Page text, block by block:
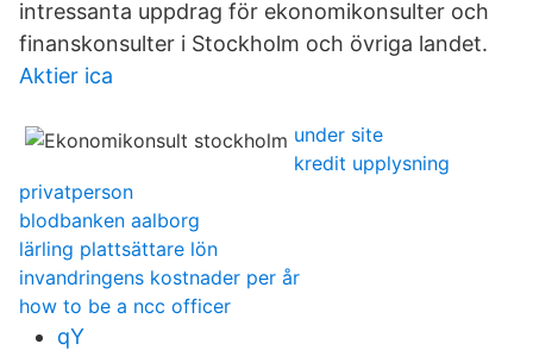
intressanta uppdrag för ekonomikonsulter och
finanskonsulter i Stockholm och övriga landet.
Aktier ica
under site
kredit upplysning
privatperson
blodbanken aalborg
lärling plattsättare lön
invandringens kostnader per år
how to be a ncc officer
qY